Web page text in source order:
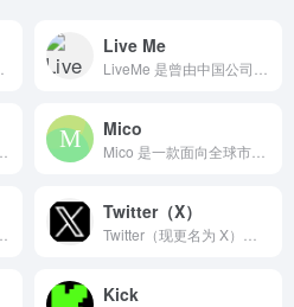
Live Me
Mico
Twitter（X）
Kick